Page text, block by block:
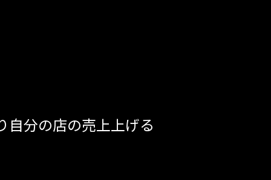
自分の店の売上上げる